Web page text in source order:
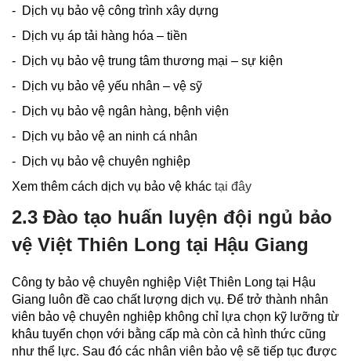
- Dịch vụ bảo vệ công trình xây dựng
- Dịch vụ áp tải hàng hóa – tiền
- Dịch vụ bảo vệ trung tâm thương mại – sự kiện
- Dịch vụ bảo vệ yếu nhân – vệ sỹ
- Dịch vụ bảo vệ ngân hàng, bệnh viện
- Dịch vụ bảo vệ an ninh cá nhân
- Dịch vụ bảo vệ chuyên nghiệp
Xem thêm cách dịch vụ bảo vệ khác tại đây
2.3 Đào tạo huấn luyện đội ngủ bảo
vệ Việt Thiên Long tại Hậu Giang
Công ty bảo vệ chuyên nghiệp Việt Thiên Long tại Hậu
Giang luôn đề cao chất lượng dịch vụ. Để trở thành nhân
viên bảo vệ chuyên nghiệp không chỉ lựa chọn kỹ lưỡng từ
khâu tuyển chọn với bằng cấp mà còn cả hình thức cũng
như thể lực. Sau đó các nhân viên bảo vệ sẽ tiếp tục được